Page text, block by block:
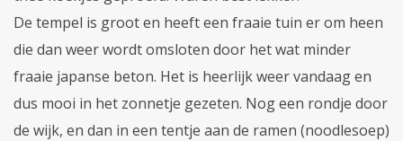
De tempel is groot en heeft een fraaie tuin er om heen
die dan weer wordt omsloten door het wat minder
fraaie japanse beton. Het is heerlijk weer vandaag en
dus mooi in het zonnetje gezeten. Nog een rondje door
de wijk, en dan in een tentje aan de ramen (noodlesoep)